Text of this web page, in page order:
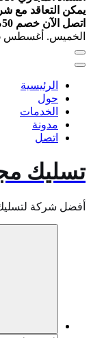
يمكن التعاقد مع شركة تسليك المجاري
اتصل الآن خصم 50% لا تتردد
الخميس. أغسطس 6th, 2026
الرئيسية
حول
الخدمات
مدونة
اتصل
تسليك
أفضل شركة